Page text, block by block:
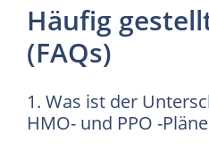
Häufig
(FAQs)
1. Was ist der
HMO- und PPO -